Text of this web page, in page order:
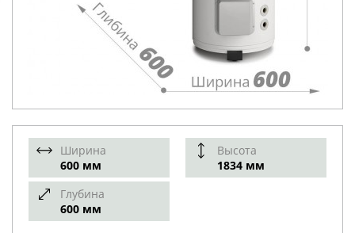
Ширина
600 мм
Высота
1834 мм
Глубина
600 мм